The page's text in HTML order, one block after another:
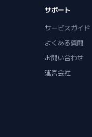
サポート
サービスガイド
よくある質問
お問い合わせ
運営会社